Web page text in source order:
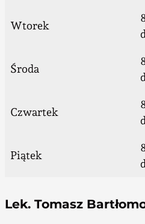
Wtorek
Środa
Czwartek
Piątek
Lek. Tomasz